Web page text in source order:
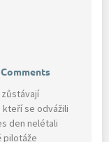
zůstávají
kteří se odvážili
den nelétali
pilotáže